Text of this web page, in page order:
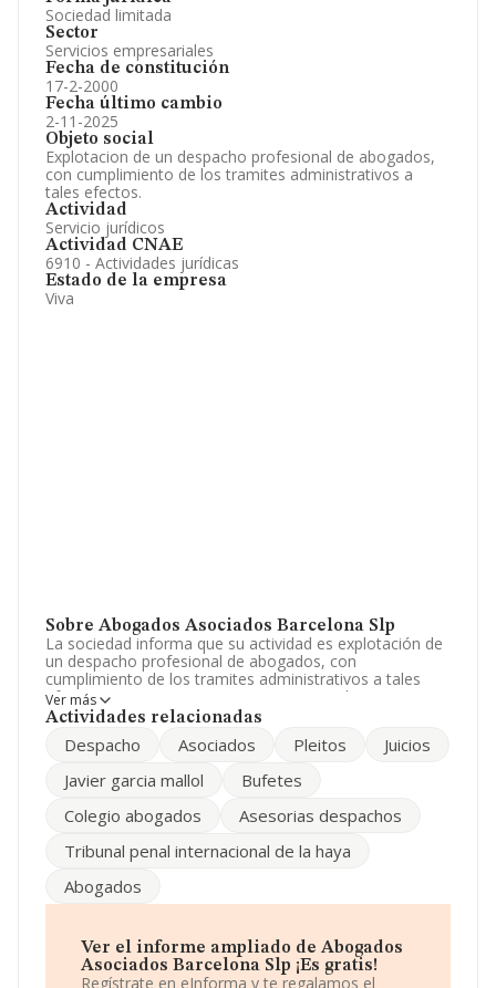
Sociedad limitada
Sector
Servicios empresariales
Fecha de constitución
17-2-2000
Fecha último cambio
2-11-2025
Objeto social
Explotacion de un despacho profesional de abogados,
con cumplimiento de los tramites administrativos a
tales efectos.
Actividad
Servicio jurídicos
Actividad CNAE
6910 - Actividades jurídicas
Estado de la empresa
Viva
Sobre Abogados Asociados Barcelona Slp
La sociedad informa que su actividad es explotación de
un despacho profesional de abogados, con
cumplimiento de los tramites administrativos a tales
efectos. La empresa aparece inscrita en el Registro
Mercantil como Sociedad Limitada. La actividad de
cuyo Código es 6910. No realiza actividad de
número 932380001 y su correo esjc@bufetecaige.com
www.abogadosasociadosbarcelona.com.
La empresa española
Barcelona SLP, con NIF B62130034, se encuentra en
de Barcelona, Cataluña.
Con los datos a disposición de INFORMA sobre 28.030
Ver más
Actividades relacionadas
Despacho Asociados Pleitos
Juicios
Javier garcia mallol
Bufetes
Colegio abogados
Asesorias despachos
Tribunal penal internacional de la haya
Abogados
Ver el informe ampliado de Abogados
Asociados Barcelona Slp ¡Es gratis!
Regístrate en eInforma y te regalamos el